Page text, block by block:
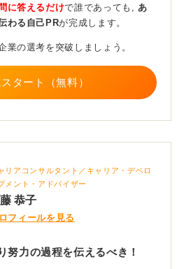
得意とのことなので、その英語力
諦めない心、継続力、課題解決力
にするのはいかがでしょうか。
のことなので、おそらくほかの応
に答えるだけで誰であっても, あ
わる自己PRが完成します。
業の選考を突破しましょう。
タート（無料）
リアコンサルタント／キャリア・デベロ
メント・アドバイザー
恭子
フィールを見る
努力の過程を伝えるべき！